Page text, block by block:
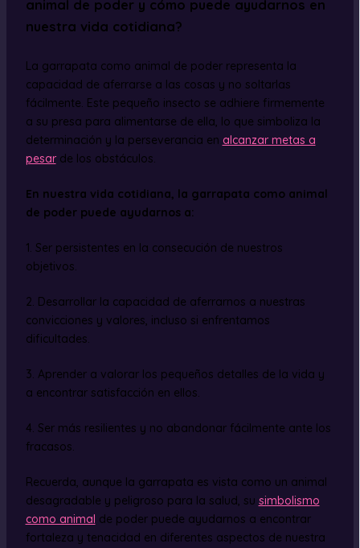
animal de poder y cómo puede ayudarnos en
nuestra vida cotidiana?
La garrapata como animal de poder representa la
capacidad de aferrarse a las cosas y no soltarlas
fácilmente. Este pequeño insecto se adhiere firmemente
a su presa para alimentarse de ella, lo que simboliza la
determinación y la perseverancia en alcanzar metas a
pesarde los obstáculos.
En nuestra vida cotidiana, la garrapata como animal
de poder puede ayudarnos a:
1. Ser persistentes en la consecución de nuestros
objetivos.
2. Desarrollar la capacidad de aferrarnos a nuestras
convicciones y valores, incluso si enfrentamos
dificultades.
3. Aprender a valorar los pequeños detalles de la vida y
a encontrar satisfacción en ellos.
4. Ser más resilientes y no abandonar fácilmente ante los
fracasos.
Recuerda, aunque la garrapata es vista como un animal
desagradable y peligroso para la salud, su simbolismo
como animal de poder puede ayudarnos a encontrar
fortaleza y tenacidad en diferentes aspectos de nuestra